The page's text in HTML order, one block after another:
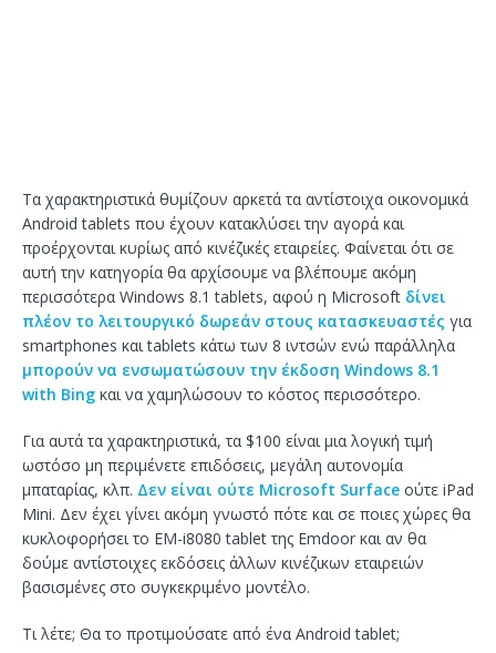
Τα χαρακτηριστικά θυμίζουν αρκετά τα αντίστοιχα οικονομικά
Android tablets που έχουν κατακλύσει την αγορά και
προέρχονται κυρίως από κινέζικές εταιρείες. Φαίνεται ότι σε
αυτή την κατηγορία θα αρχίσουμε να βλέπουμε ακόμη
περισσότερα Windows 8.1 tablets, αφού η Microsoft δίνει
πλέον το λειτουργικό δωρεάν στους κατασκευαστές για
smartphones και tablets κάτω των 8 ιντσών ενώ παράλληλα
μπορούν να ενσωματώσουν την έκδοση Windows 8.1
with Bing και να χαμηλώσουν το κόστος περισσότερο.
Για αυτά τα χαρακτηριστικά, τα $100 είναι μια λογική τιμή
ωστόσο μη περιμένετε επιδόσεις, μεγάλη αυτονομία
μπαταρίας, κλπ. Δεν είναι ούτε Microsoft Surface ούτε iPad
Mini. Δεν έχει γίνει ακόμη γνωστό πότε και σε ποιες χώρες θα
κυκλοφορήσει το EM-i8080 tablet της Emdoor και αν θα
δούμε αντίστοιχες εκδόσεις άλλων κινέζικων εταιρειών
βασισμένες στο συγκεκριμένο μοντέλο.
Τι λέτε; Θα το προτιμούσατε από ένα Android tablet;